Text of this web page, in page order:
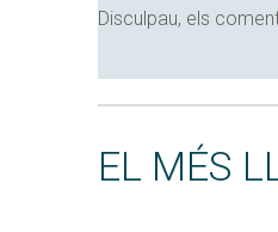
Disculpau, els
EL MÉS